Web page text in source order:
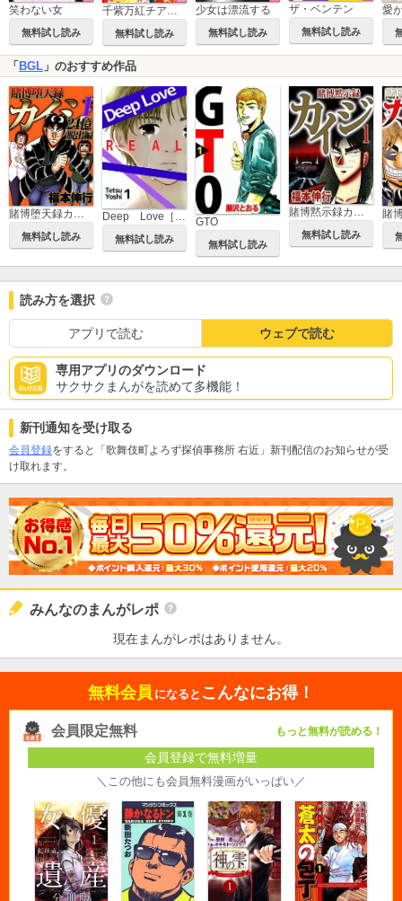
笑わない女
無料試し読み
千紫万紅チアキ様
無料試し読み
少女は漂流する
無料試し読み
ザ・ベンテン
無料試し読み
「 BGL 」のおすすめ作品
賭博堕天録カイジ 24億脱出編
無料試し読み
Deep Love［REAL]
無料試し読み
GTO
無料試し読み
賭博黙示録カイジ
無料試し読み
読み方を選択
アプリで読む ウェブで読む
専用アプリのダウンロード
サクサクまんがを読めて多機能！
新刊通知を受け取る
会員登録をすると「歌舞伎町よろず探偵事務所 右近」新刊配信のお知らせが受
け取れます。
みんなのまんがレポ
現在まんがレポはありません。
無料会員 になると こんなにお得！
会員限定無料 もっと無料が読める！
会員登録で無料増量
＼この他にも会員無料漫画がいっぱい／